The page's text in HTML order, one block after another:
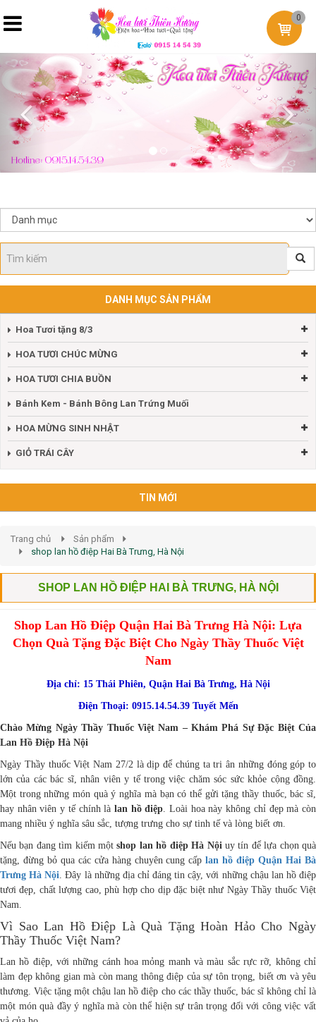
0
Previous
DANH MỤC SẢN PHẨM
Hoa Tươi tặng 8/3
Bánh Kem - Bánh Bông Lan Trứng Muối
HOA MỪNG SINH NHẬT
Trang chủ
Sản phẩm
shop lan hồ điệp Hai Bà Trưng, Hà Nội
SHOP LAN HỒ ĐIỆP HAI BÀ TRƯNG, HÀ NỘI
Shop Lan Hồ Điệp Quận Hai Bà Trưng Hà Nội: Lựa
Chọn Quà Tặng Đặc Biệt Cho Ngày Thầy Thuốc Việt
Nam
Địa chỉ: 15 Thái Phiên, Quận Hai Bà Trưng, Hà Nội
Điện Thoại: 0915.14.54.39 Tuyết Mến
Chào Mừng Ngày Thầy Thuốc Việt Nam – Khám Phá Sự Đặc Biệt Của
Lan Hồ Điệp Hà Nội
Ngày Thầy thuốc Việt Nam 27/2 là dịp để chúng ta tri ân những đóng góp to
lớn của các bác sĩ, nhân viên y tế trong việc chăm sóc sức khỏe cộng đồng.
Một trong những món quà ý nghĩa mà bạn có thể gửi tặng thầy thuốc, bác sĩ,
hay nhân viên y tế chính là
lan hồ điệp
. Loài hoa này không chỉ đẹp mà còn
mang nhiều ý nghĩa sâu sắc, tượng trưng cho sự tinh tế và lòng biết ơn.
Nếu bạn đang tìm kiếm một shop lan hồ điệp Hà Nội
uy tín để lựa chọn quà
tặng, đừng bỏ qua các cửa hàng chuyên cung cấp
lan hồ điệp Quận Hai Bà
Trưng Hà Nội
. Đây là những địa chỉ đáng tin cậy, với những chậu lan hồ điệp
tươi đẹp, chất lượng cao, phù hợp cho dịp đặc biệt như Ngày Thầy thuốc Việt
Vì Sao Lan Hồ Điệp Là Quà Tặng Hoàn Hảo Cho Ngày
Thầy Thuốc Việt Nam?
Lan hồ điệp, với những cánh hoa mỏng manh và màu sắc rực rỡ, không chỉ
làm đẹp không gian mà còn mang thông điệp của sự tôn trọng, biết ơn và yêu
thương. Việc tặng một chậu lan hồ điệp cho các thầy thuốc, bác sĩ không chỉ là
một món quà đầy ý nghĩa mà còn thể hiện sự trân trọng đối với công việc vất